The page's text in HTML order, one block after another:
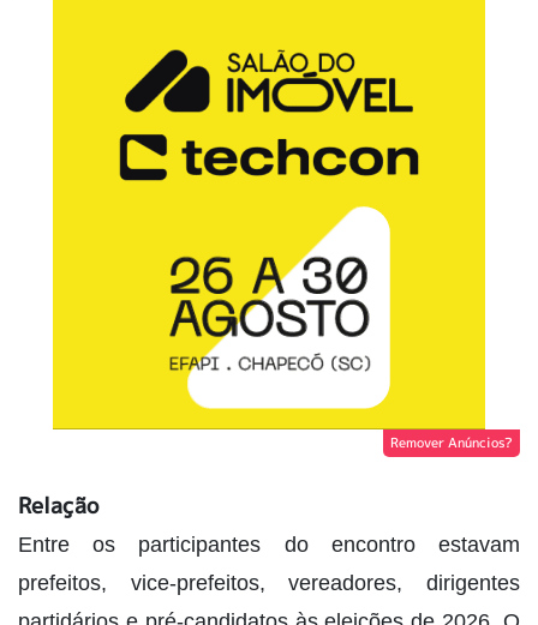
Remover Anúncios?
Relação
Entre os participantes do encontro estavam
prefeitos, vice-prefeitos, vereadores, dirigentes